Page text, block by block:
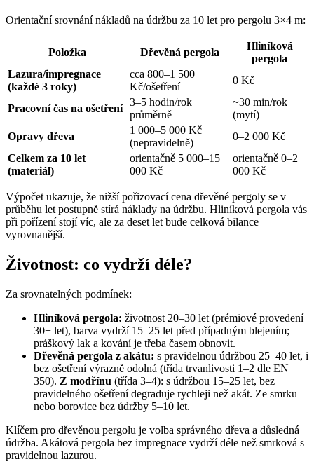
Orientační srovnání nákladů na údržbu za 10 let pro pergolu 3×4 m:
Položka Dřevěná pergola
Hliníková
pergola
Lazura/impregnace
(každé 3 roky)
cca 800–1 500
Kč/ošetření
0 Kč
Pracovní čas na ošetření
3–5 hodin/rok
průměrně
~30 min/rok
(mytí)
Opravy dřeva
1 000–5 000 Kč
(nepravidelně)
0–2 000 Kč
Celkem za 10 let
(materiál)
orientačně 5 000–15
000 Kč
orientačně 0–2
000 Kč
Výpočet ukazuje, že nižší pořizovací cena dřevěné pergoly se v
průběhu let postupně stírá náklady na údržbu. Hliníková pergola vás
při pořízení stojí víc, ale za deset let bude celková bilance
vyrovnanější.
Životnost: co vydrží déle?
Za srovnatelných podmínek:
Hliníková pergola: životnost 20–30 let (prémiové provedení
30+ let), barva vydrží 15–25 let před případným blejením;
práškový lak a kování je třeba časem obnovit.
Dřevěná pergola z akátu: s pravidelnou údržbou 25–40 let, i
bez ošetření výrazně odolná (třída trvanlivosti 1–2 dle EN
350). Z modřínu (třída 3–4): s údržbou 15–25 let, bez
pravidelného ošetření degraduje rychleji než akát. Ze smrku
nebo borovice bez údržby 5–10 let.
Klíčem pro dřevěnou pergolu je volba správného dřeva a důsledná
údržba. Akátová pergola bez impregnace vydrží déle než smrková s
pravidelnou lazurou.